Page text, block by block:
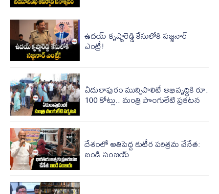
ఉద‌య్ కృష్ణారెడ్డి కేసులోకి స‌జ్జ‌నార్
ఎంట్రీ!
ఏదులాపురం మున్సిపాలిటీ అభివృద్ధికి రూ.
100 కోట్లు.. మంత్రి పొంగులేటి ప్రకటన
దేశంలో అతిపెద్ద కుటీర పరిశ్రమ చేనేత:
బండి సంజయ్